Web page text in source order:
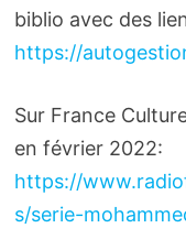
biblio avec des
https://
Sur France
en février 2022:
https://
s/serie-